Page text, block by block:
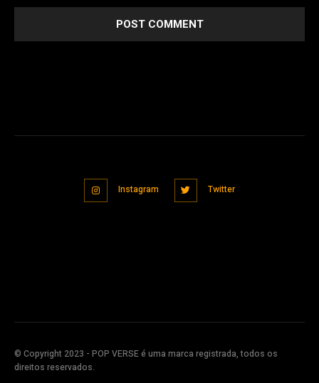
Instagram Twitter
© Copyright 2023 - POP VERSE é uma marca registrada, todos os
direitos reservados.